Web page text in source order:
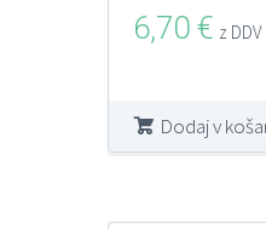
6,70 € z DDV
Dodaj v